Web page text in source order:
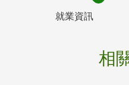
就業資訊
相